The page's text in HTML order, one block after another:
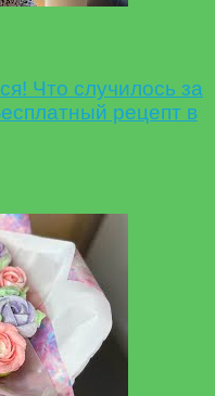
Что случилось за
рецепт в